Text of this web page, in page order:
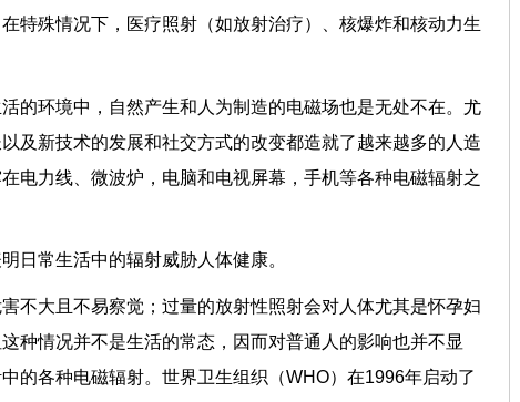
特殊情况下，医疗照射（如放射治疗）、核爆炸和核动力生
的环境中，自然产生和人为制造的电磁场也是无处不在。尤
及新技术的发展和社交方式的改变都造就了越来越多的人造
电力线、微波炉，电脑和电视屏幕，手机等各种电磁辐射之
日常生活中的辐射威胁人体健康。
不大且不易察觉；过量的放射性照射会对人体尤其是怀孕妇
种情况并不是生活的常态，因而对普通人的影响也并不显
的各种电磁辐射。世界卫生组织（WHO）在1996年启动了